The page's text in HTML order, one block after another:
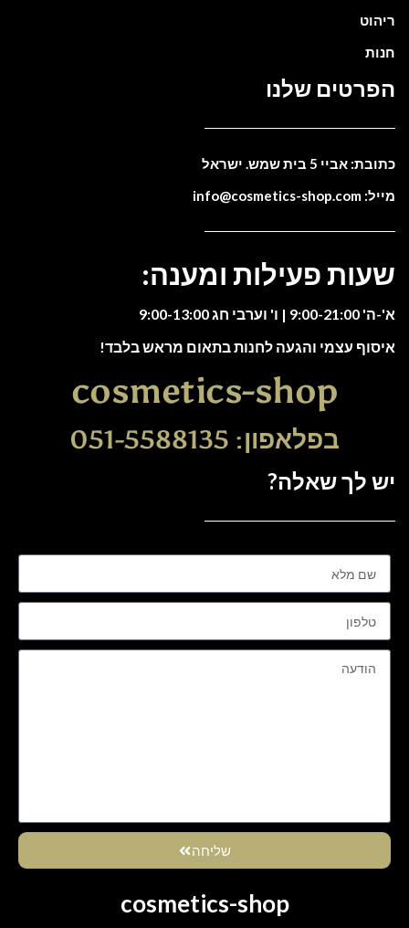
ריהוט
חנות
הפרטים שלנו
כתובת: אביי 5 בית שמש. ישראל
מייל: info@cosmetics-shop.com
שעות פעילות ומענה:
א'-ה' 9:00-21:00 | ו' וערבי חג 9:00-13:00
איסוף עצמי והגעה לחנות בתאום מראש בלבד!
cosmetics-shop
בפלאפון: 051-5588135
יש לך שאלה?
שליחה
cosmetics-shop